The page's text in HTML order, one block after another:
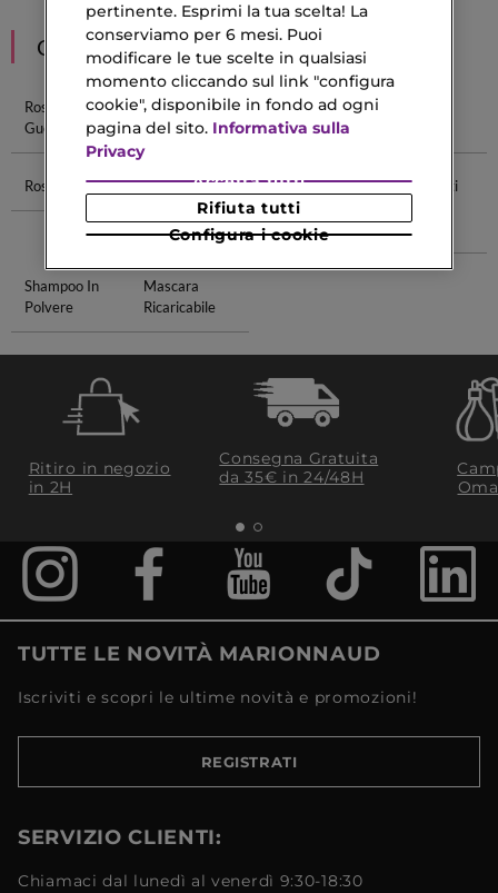
CONSIGLIATI PER TE
Rossetto
Guerlain
Rossetto
Rosso
Rossetto
Nude
Rossetto Rosa
Lancôme
Labbra
Siero Anti
Segni Con
Retinolo
Trattamenti
Uomo
Shampoo In
Polvere
Mascara
Ricaricabile
Ritiro in negozio
in 2H
Consegna Gratuita
da 35€​ in 24/48H
TUTTE LE NOVITÀ MARIONNAUD
Iscriviti e scopri le ultime novità e promozioni!
REGISTRATI
SERVIZIO CLIENTI:
Chiamaci dal lunedì al venerdì 9:30-18:30
pertinente. Esprimi la tua scelta! La
conserviamo per 6 mesi. Puoi
modificare le tue scelte in qualsiasi
momento cliccando sul link "configura
cookie", disponibile in fondo ad ogni
pagina del sito. Informativa sulla
Privacy
Configura i cookie
Rifiuta tutti
Accetta tutti